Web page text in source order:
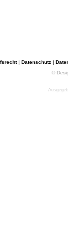
| Datenschutz |
©